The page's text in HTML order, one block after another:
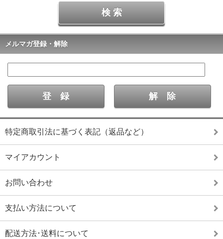
メルマガ登録・解除
特定商取引法に基づく表記（返品など）
マイアカウント
お問い合わせ
支払い方法について
配送方法･送料について